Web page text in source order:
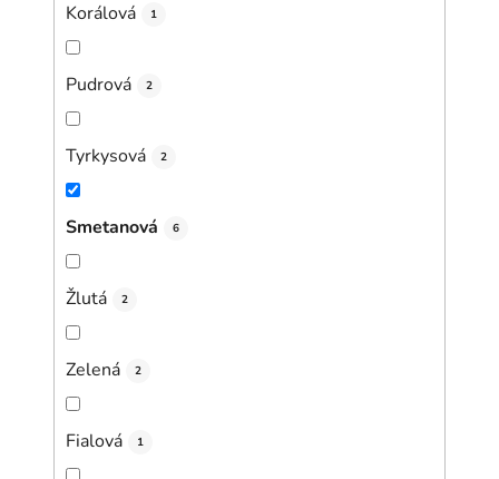
Korálová 1
Pudrová 2
Tyrkysová 2
Smetanová 6
Žlutá 2
Zelená 2
Fialová 1